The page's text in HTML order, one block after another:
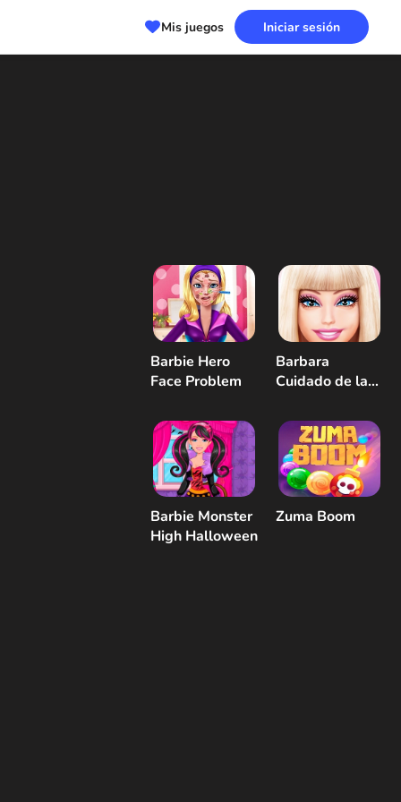
Mis juegos Iniciar sesión
Barbie Hero
Face Problem
Barbara
Cuidado de la
Barbie Monster
High Halloween
Zuma Boom